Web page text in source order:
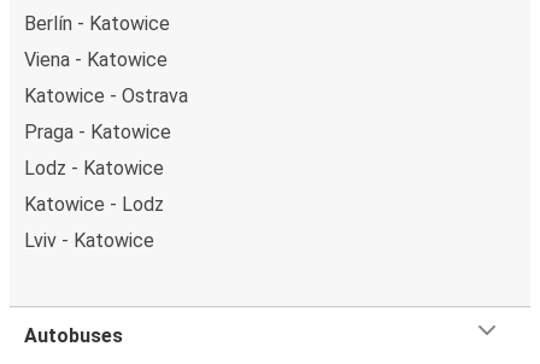
Berlín - Katowice
Viena - Katowice
Katowice - Ostrava
Praga - Katowice
Lodz - Katowice
Katowice - Lodz
Lviv - Katowice
Autobuses